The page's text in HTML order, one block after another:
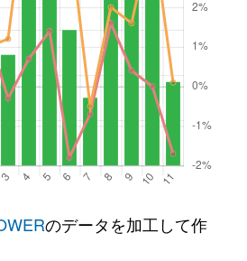
のデータを加工して作